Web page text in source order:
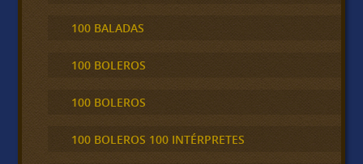
100 BALADAS
100 BOLEROS
100 BOLEROS
100 BOLEROS 100 INTÉRPRETES